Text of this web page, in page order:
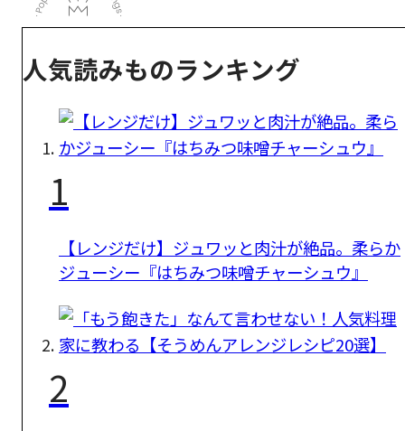
人気読みものランキング
1
【レンジだけ】ジュワッと肉汁が絶品。柔らか
ジューシー『はちみつ味噌チャーシュウ』
2